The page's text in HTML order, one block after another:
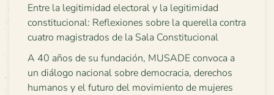
Entre la legitimidad electoral y la legitimidad
constitucional: Reflexiones sobre la querella contra
cuatro magistrados de la Sala Constitucional
A 40 años de su fundación, MUSADE convoca a
un diálogo nacional sobre democracia, derechos
humanos y el futuro del movimiento de mujeres